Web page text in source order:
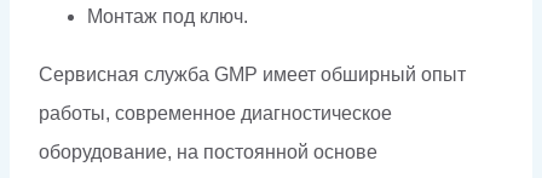
Монтаж под ключ.
Сервисная служба GMP имеет обширный опыт
работы, современное диагностическое
оборудование, на постоянной основе